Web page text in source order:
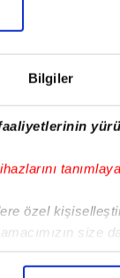
Bilgiler
özel
size
çabayı
3 puan